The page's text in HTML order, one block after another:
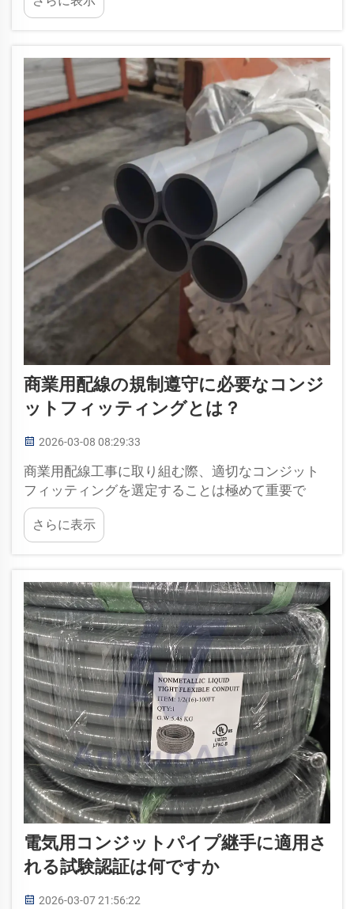
らが自社の作業に適しているかを判断するのは、
時に難しい場合があります。本記事では、これら
しく解説します…
商業用配線の規制遵守に必要なコンジ
ットフィッティングとは？
2026-03-08 08:29:33
商業用配線工事に取り組む際、適切なコンジット
フィッティングを選定することは極めて重要で
す。これらのフィッティングは、電線およびケー
ブルを接続・保護する役割を果たします。品質の
劣るフィッティングを使用すると、電線が容易に
能性があります…
さらに表示
電気用コンジットパイプ継手に適用さ
れる試験認証は何ですか
2026-03-07 21:56:22